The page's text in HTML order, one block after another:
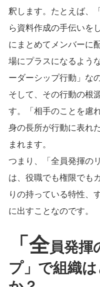
釈します。たとえば、
ら資料作成の手伝いを
にまとめてメンバーに
場にプラスになるよう
ーダーシップ行動」な
そして、その行動の根
す。「相手のことを慮
身の長所が行動に表れ
まれます。
つまり、「全員発揮の
は、役職でも権限でも
りの持っている特性、
に出すことなのです。
「全員発揮
プ」で組織